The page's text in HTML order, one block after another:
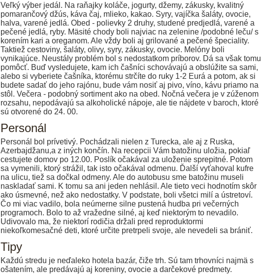
Veľký výber jedál. Na raňajky koláče, jogurty, džemy, zákusky, kvalitný
pomarančový džús, káva čaj, mlieko, kakao. Syry, vajíčka šaláty, ovocie,
halva, varené jedlá. Obed - polievky 2 druhy, studené predjedlá, varené a
pečené jedlá, ryby. Mäsité chody boli najviac na zelenine /podobné leču/ s
korením kari a oreganom. Ale vždy boli aj grilované a pečené špeciality.
Taktiež cestoviny, šaláty, olivy, syry, zákusky, ovocie. Melóny boli
vynikajúce. Neustály problém bol s nedostatkom príborov. Dá sa však tomu
pomôcť. Buď vysledujete, kam ich čašníci schovávajú a obslúžite sa sami,
alebo si vyberiete čašníka, ktorému strčíte do ruky 1-2 Eurá a potom, ak si
budete sadať do jeho rajónu, bude vám nosiť aj pivo, víno, kávu priamo na
stôl. Večera - podobný sortiment ako na obed. Nočná večera je v zúženom
rozsahu, nepodávajú sa alkoholické nápoje, ale tie nájdete v baroch, ktoré
sú otvorené do 24. 00.
Personál
Personál bol prívetivý. Pochádzali nielen z Turecka, ale aj z Ruska,
Azerbajdžanu,a z iných končín. Na recepcii Vám batožinu uložia, pokiaľ
cestujete domov po 12.00. Poslík očakával za uloženie sprepitné. Potom
sa vymenili, ktorý strážil, tak isto očakával odmenu. Ďalší vyťahoval kufre
na ulicu, tiež sa dočkal odmeny. Ale do autobusu sme batožinu museli
naskladať sami. K tomu sa ani jeden nehlásil. Ale tieto veci hodnotím skôr
ako úsmevné, než ako nedostatky. V podstate, boli všetci milí a ústretoví.
Čo mi viac vadilo, bola neúmerne silne pustená hudba pri večerných
programoch. Bolo to až vražedne silné, aj keď niektorým to nevadilo.
Udivovalo ma, že niektorí rodičia držali pred reproduktormi
niekoľkomesačné deti, ktoré určite pretrpeli svoje, ale nevedeli sa brániť.
Tipy
Každú stredu je neďaleko hotela bazár, čiže trh. Sú tam trhovníci najmä s
ošatením, ale predávajú aj koreniny, ovocie a darčekové predmety.